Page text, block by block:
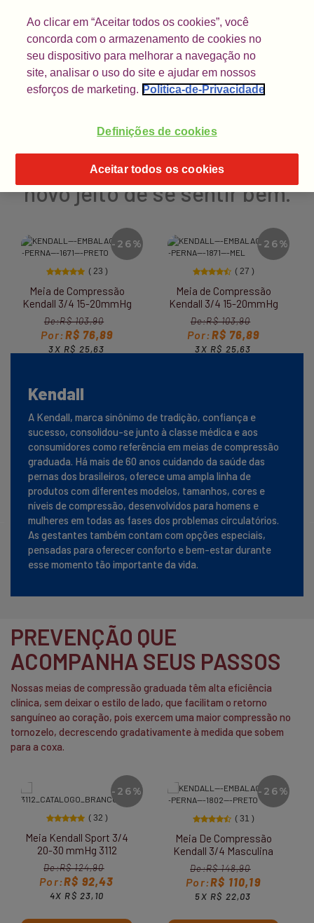
Vista Kendall:Cada cor, um
novo jeito de se sentir bem.
-26%
( 23 )
de Compressão
3/4 15-20mmHg
Feminina 1671
R$ 103,90
R$ 76,89
3X R$ 25,63
COMPRAR
-26%
( 27 )
Meia de Compressão
Kendall 3/4 15-20mmHg
Sem Ponteira 1871
R$ 103,90
R$ 76,89
3X R$ 25,63
Meia
Kendall
A Kendall, marca sinônimo de tradição, confiança e
sucesso, consolidou-se junto à classe médica e aos
consumidores como referência em meias de compressão
graduada. Há mais de 60 anos cuidando da saúde das
pernas dos brasileiros, oferece uma ampla linha de
produtos com diferentes modelos, tamanhos, cores e
níveis de compressão, desenvolvidos para homens e
mulheres em todas as fases dos problemas circulatórios.
As gestantes também contam com opções especiais,
pensadas para oferecer conforto e bem-estar durante
esse momento tão importante da vida.
PREVENÇÃO QUE
ACOMPANHA SEUS PASSOS
Nossas meias de compressão graduada têm alta eficiência
clínica, sem deixar o estilo de lado, que facilitam o retorno
sanguíneo ao coração, pois exercem uma maior compressão no
tornozelo, decrescendo gradativamente à medida que sobem
para a coxa.
-26%
( 32 )
Meia Kendall Sport 3/4
20-30 mmHg 3112
R$ 124,90
R$ 92,43
4X R$ 23,10
-26%
( 31 )
Meia De Compressão
Kendall 3/4 Masculina
15-20mmHg 1802
R$ 148,90
R$ 110,19
5X R$ 22,03
Ao clicar em “Aceitar todos os cookies”, você
concorda com o armazenamento de cookies no
seu dispositivo para melhorar a navegação no
site, analisar o uso do site e ajudar em nossos
esforços de marketing. Politica-de-Privacidade
Definições de cookies
Aceitar todos os cookies